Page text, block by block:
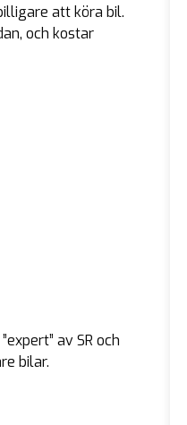
att köra bil.
och kostar
av SR och
bilar.